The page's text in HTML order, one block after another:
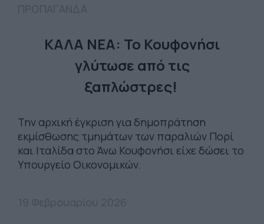
ΚΑΛΑ ΝΕΑ: Το Κουφονήσι
γλύτωσε από τις
ξαπλώστρες!
Την αρχική έγκριση για δημοπράτηση
εκμίσθωσης τμημάτων των παραλιών Πορί
και Ιταλίδα στο Άνω Κουφονήσι είχε δώσει το
Υπουργείο Οικονομικών.